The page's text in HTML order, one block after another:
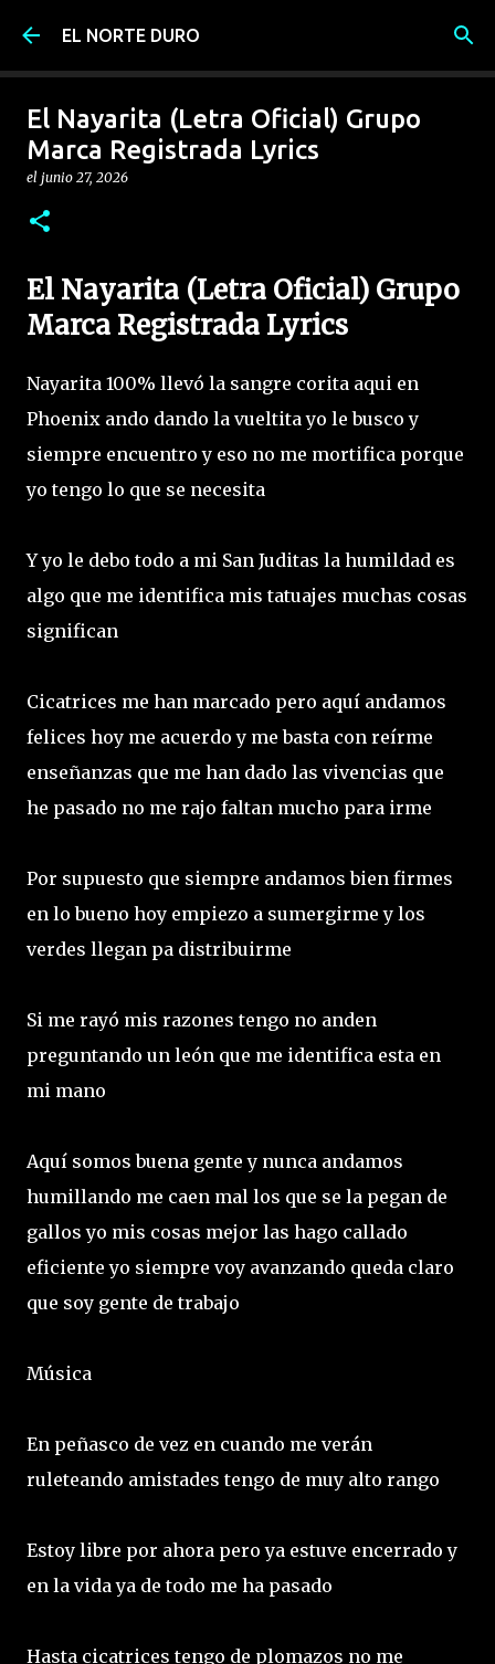
Ir al contenido principal
EL NORTE DURO
El Nayarita (Letra Oficial) Grupo
Marca Registrada Lyrics
el junio 27, 2026
El Nayarita (Letra Oficial) Grupo
Marca Registrada Lyrics
Nayarita 100% llevó la sangre corita aqui en
Phoenix ando dando la vueltita yo le busco y
siempre encuentro y eso no me mortifica porque
yo tengo lo que se necesita
Y yo le debo todo a mi San Juditas la humildad es
algo que me identifica mis tatuajes muchas cosas
significan
Cicatrices me han marcado pero aquí andamos
felices hoy me acuerdo y me basta con reírme
enseñanzas que me han dado las vivencias que
he pasado no me rajo faltan mucho para irme
Por supuesto que siempre andamos bien firmes
en lo bueno hoy empiezo a sumergirme y los
verdes llegan pa distribuirme
Si me rayó mis razones tengo no anden
preguntando un león que me identifica esta en
mi mano
Aquí somos buena gente y nunca andamos
humillando me caen mal los que se la pegan de
gallos yo mis cosas mejor las hago callado
eficiente yo siempre voy avanzando queda claro
que soy gente de trabajo
Música
En peñasco de vez en cuando me verán
ruleteando amistades tengo de muy alto rango
Estoy libre por ahora pero ya estuve encerrado y
en la vida ya de todo me ha pasado
Hasta cicatrices tengo de plomazos no me